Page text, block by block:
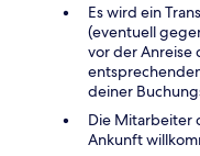
Es wird ein
(eventuell
vor der Anreise
deiner
Die Mitarbeiter
Ankunft